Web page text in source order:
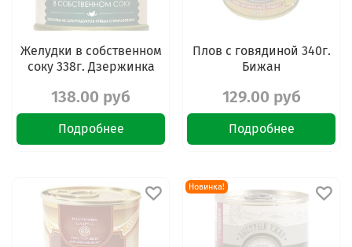
Желудки в собственном
соку 338г. Дзержинка
138.00 руб
Подробнее
Плов с говядиной 340г.
Бижан
129.00 руб
Подробнее
Новинка!